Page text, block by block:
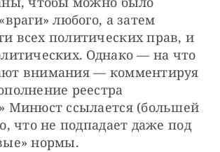
любого, а затем
всех политических прав, и
Однако — на что
внимания — комментируя
реестра
Минюст ссылается (большей
что не подпадает даже под
нормы.